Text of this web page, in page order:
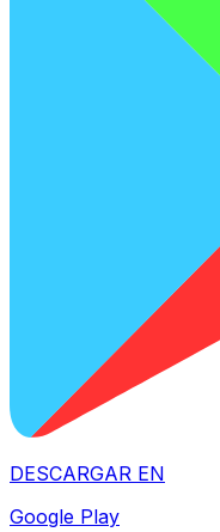
DESCARGAR EN
Google Play